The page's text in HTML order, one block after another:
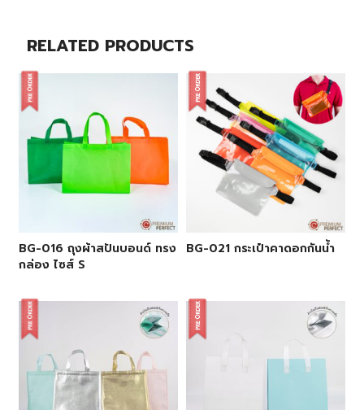
RELATED PRODUCTS
BG-016 ถุงผ้าสปันบอนด์ ทรง
กล่อง ไซส์ S
BG-021 กระเป๋าคาดอกกันน้ำ